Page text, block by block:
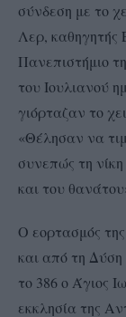
σύνδεση με το
Λερ, καθηγητής
Πανεπιστήμιο
του Ιουλιανού
γιόρταζαν το
«Θέλησαν να
συνεπώς τη
και του
Ο εορτασμός
και από τη
το 386 ο Άγιος
εκκλησία της